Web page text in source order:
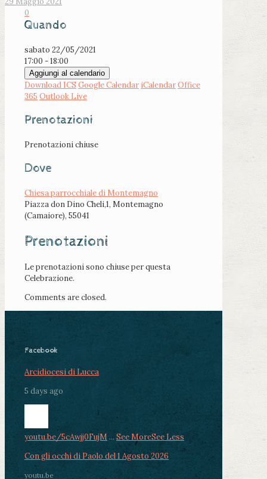
0
Quando
sabato 22/05/2021
17:00 - 18:00
Aggiungi al calendario
Download ICS Google Calendar iCalendarOffice
365 Outlook Live
Prenotazioni
Prenotazioni chiuse
Dove
Chiesa parrocchiale di Montemagno
Piazza don Dino Cheli,1, Montemagno
(Camaiore), 55041
Prenotazioni
Le prenotazioni sono chiuse per questa
Celebrazione.
Comments are closed.
Facebook
Arcidiocesi di Lucca
5 days ago
youtu.be/5cAwjj0FujM ... See MoreSee Less
Con gli occhi di Paolo del 1 Agosto 2026
youtu.be